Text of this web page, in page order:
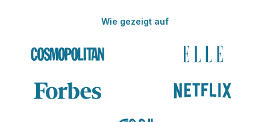
Wie gezeigt auf